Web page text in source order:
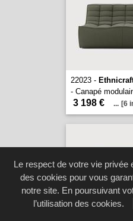
22023 -
- Canapé
3 198 € ... [6
Le respect de votre vie privée
des cookies pour vous
notre site. En poursuivant
l’utilisation des cookies.